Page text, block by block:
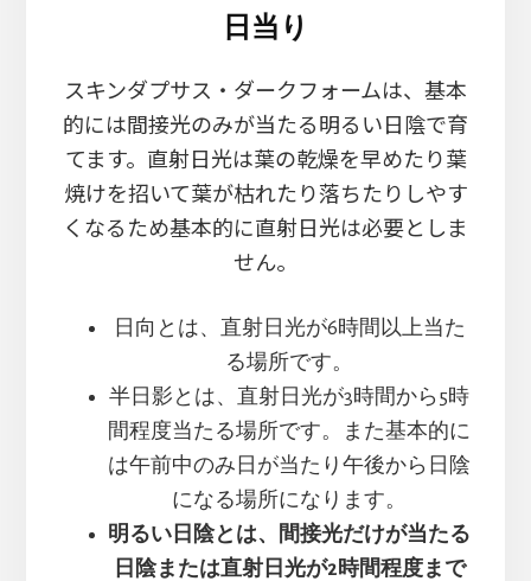
日当り
スキンダプサス・ダークフォームは、基本
的には間接光のみが当たる明るい日陰で育
てます。直射日光は葉の乾燥を早めたり葉
焼けを招いて葉が枯れたり落ちたりしやす
くなるため基本的に直射日光は必要としま
せん。
日向とは、直射日光が6時間以上当た
る場所です。
半日影とは、直射日光が3時間から5時
間程度当たる場所です。また基本的に
は午前中のみ日が当たり午後から日陰
になる場所になります。
明るい日陰とは、間接光だけが当たる
日陰または直射日光が2時間程度まで